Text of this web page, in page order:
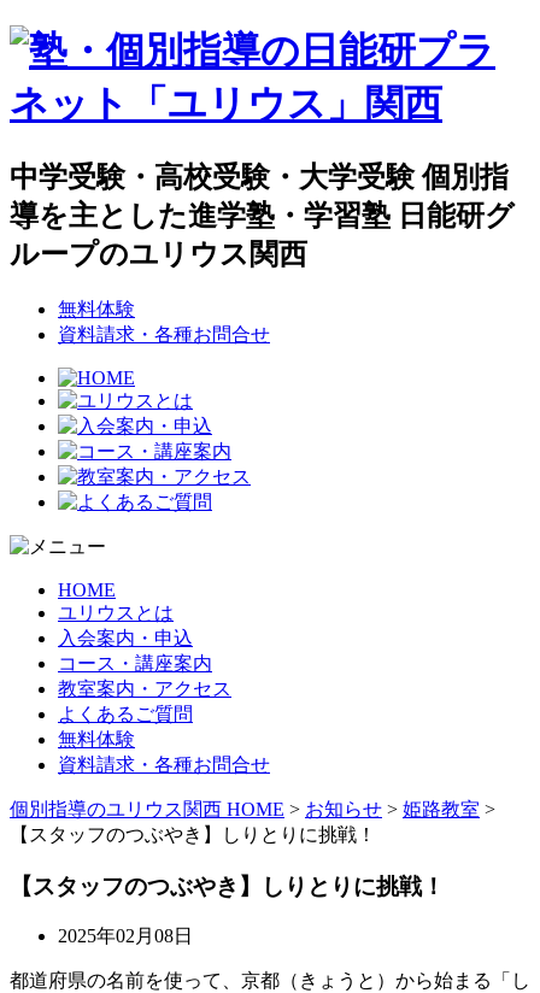
中学受験・高校受験・大学受験 個別指
導を主とした進学塾・学習塾 日能研グ
ループのユリウス関西
無料体験
資料請求・各種お問合せ
HOME
ユリウスとは
入会案内・申込
コース・講座案内
教室案内・アクセス
よくあるご質問
無料体験
資料請求・各種お問合せ
個別指導のユリウス関西 HOME > お知らせ > 姫路教室 >
【スタッフのつぶやき】しりとりに挑戦！
【スタッフのつぶやき】しりとりに挑戦！
2025年02月08日
都道府県の名前を使って、京都（きょうと）から始まる「し